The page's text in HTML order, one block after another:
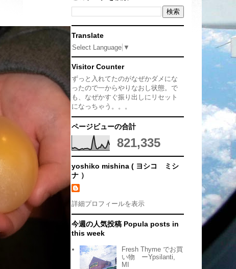
Translate
Select Language ▼
Visitor Counter
ずっと入れてたのがなぜかダメにな
ったので一からやりなおし状態。で
も、なぜかすぐ振り出しにリセット
になっちゃう。。。
ページビューの合計
821,335
yoshiko mishina ( ヨシコ ミシ
ナ ）
詳細プロフィールを表示
今週の人気投稿 Popula posts in
this week
Fresh Thyme でお買
い物 ーYpsilanti,
MI